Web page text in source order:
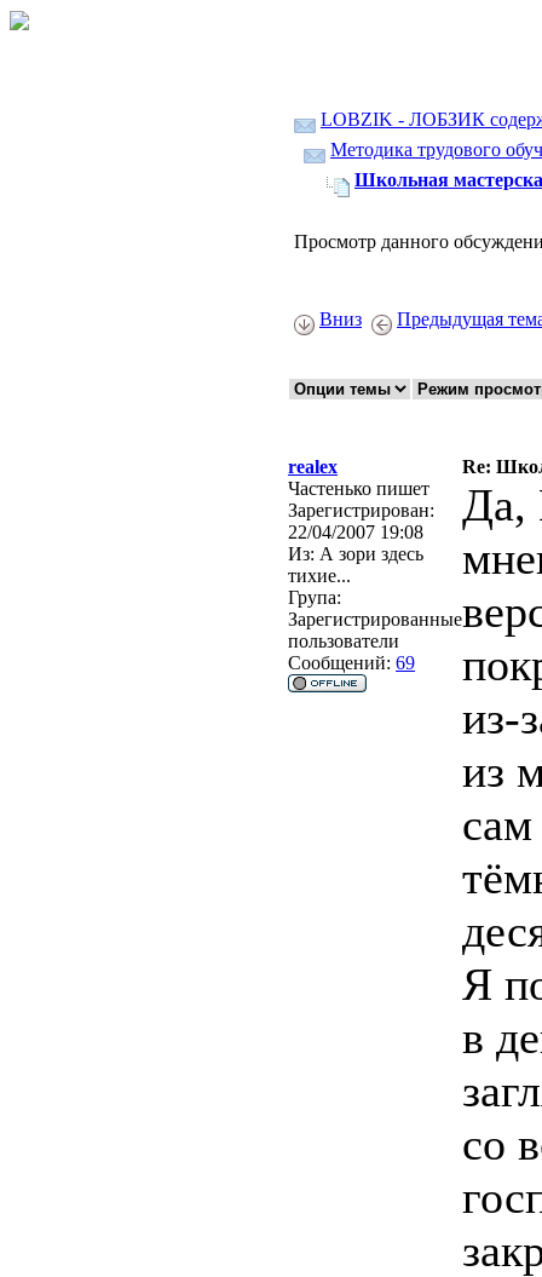
LOBZIK - ЛОБЗИК
Методика трудового
Школьная
Просмотр данного
Вниз Предыдущая
realex
Re:
Частенько пишет
Зарегистрирован:
22/04/2007 19:08
Из: А зори здесь
тихие...
Група:
Зарегистрированные
пользователи
Сообщений: 69
Да,
из-
из
Я
в
со